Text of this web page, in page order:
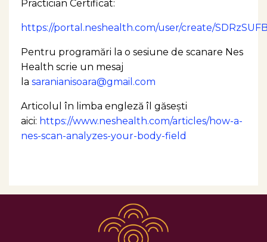
Practician Certificat:
https://portal.neshealth.com/user/create/
Pentru programări la o sesiune de scanare Nes
Health scrie un mesaj
la saranianisoara@gmail.com
Articolul în limba engleză îl găseşti
aici: https://www.neshealth.com/articles/how-a-
nes-scan-analyzes-your-body-field